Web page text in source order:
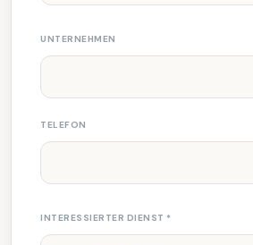
UNTERNEHMEN
TELEFON
INTERESSIERTER DIENST *